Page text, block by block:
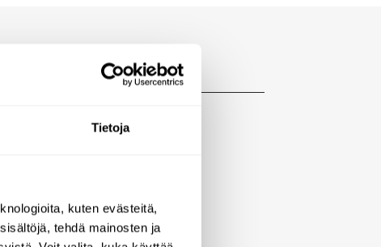
Tietoja
kuten evästeitä,
tehdä mainosten ja
ja hanoihin